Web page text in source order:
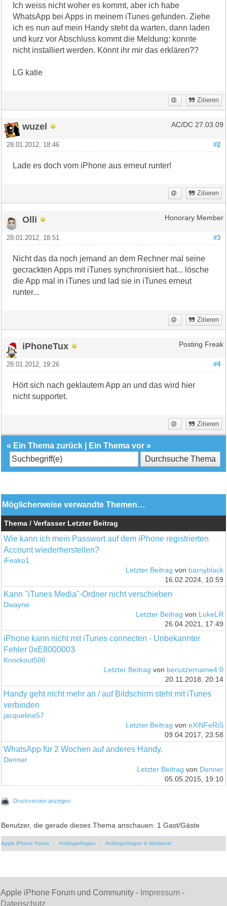
Ich weiss nicht woher es kommt, aber ich habe
WhatsApp bei Apps in meinem iTunes gefunden. Ziehe
ich es nun auf mein Handy steht da warten, dann laden
und kurz vor Abschluss kommt die Meldung: konnte
nicht installiert werden. Könnt ihr mir das erklären??
LG katie
Zitieren
wuzel AC/DC 27.03.09
#2
28.01.2012, 18:46
Lade es doch vom iPhone aus erneut runter!
Zitieren
Olli Honorary Member
#3
28.01.2012, 18:51
Nicht das da noch jemand an dem Rechner mal seine
gecrackten Apps mit iTunes synchronisiert hat... lösche
die App mal in iTunes und lad sie in iTunes erneut
runter...
Zitieren
iPhoneTux Posting Freak
#4
28.01.2012, 19:26
Hört sich nach geklautem App an und das wird hier
nicht supportet.
Zitieren
« Ein Thema zurück Ein Thema vor »
Möglicherweise verwandte Themen…
Thema / Verfasser Letzter Beitrag
Wie kann ich mein Passwort auf dem iPhone registrierten
Account wiederherstellen?
iFeako1
Letzter Beitrag von barnyblack
16.02.2024, 10:59
Kann "iTunes Media"-Ordner nicht verschieben
Dwayne
Letzter Beitrag von LukeLR
26.04.2021, 17:49
iPhone kann nicht mit iTunes connecten - Unbekannter
Fehler 0xE8000003
Knockout506
Letzter Beitrag von benutzername4.0
20.11.2018, 20:14
Handy geht nicht mehr an / auf Bildschirm steht mit iTunes
verbinden
jacqueline57
Letzter Beitrag von eXiNFeRiS
09.04.2017, 23:58
WhatsApp für 2 Wochen auf anderes Handy.
Denner
Letzter Beitrag von Denner
05.05.2015, 19:10
Druckversion anzeigen
Benutzer, die gerade dieses Thema anschauen: 1 Gast/Gäste
Apple iPhone Forum Anfängerfragen Anfängerfragen & Notdienst
Apple iPhone Forum und Community - Impressum -
Datenschutz